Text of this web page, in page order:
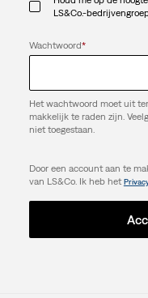
LS&Co.-
Wachtwoord*
Het wachtwoord moet uit
makkelijk te raden zijn.
niet toegestaan.
Door een account aan te
van LS&Co. Ik heb het